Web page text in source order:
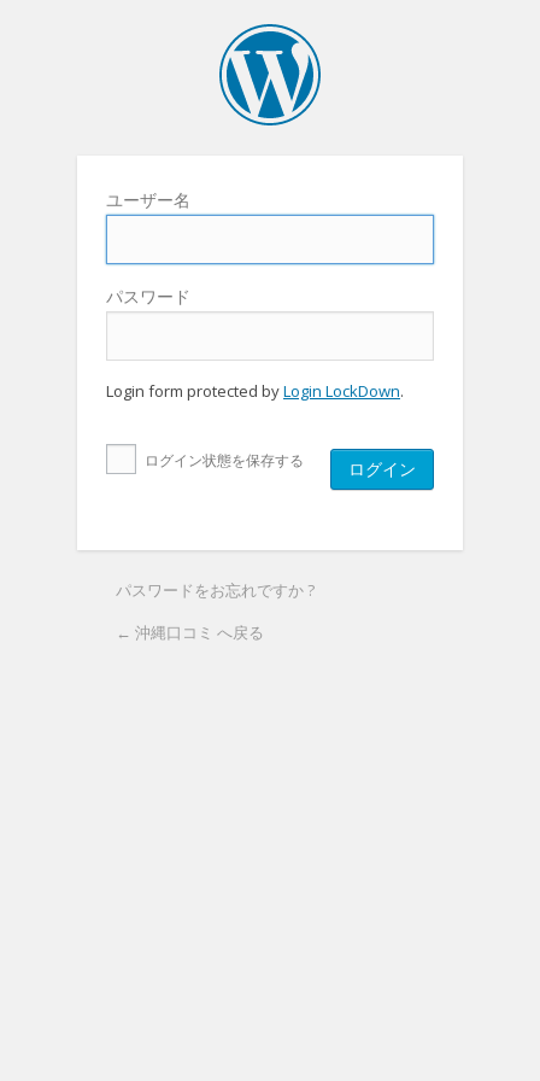
ユーザー名
パスワード
Login form protected byLogin LockDown.
ログイン状態を保存する
パスワードをお忘れですか ?
← 沖縄口コミ へ戻る